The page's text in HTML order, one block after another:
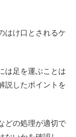
はけ口とされるケ
は足を運ぶことは
説したポイントを
どの処理が適切で